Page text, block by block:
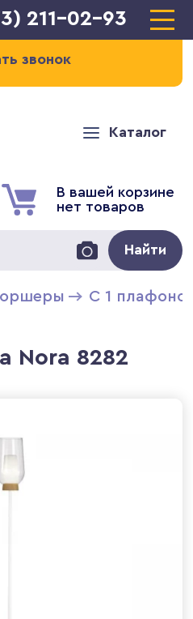
211-02-93
звонок
Каталог
В вашей корзине
нет товаров
Найти
С 1
Nora 8282